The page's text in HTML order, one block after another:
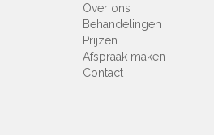
Over ons
Behandelingen
Prijzen
Afspraak maken
Contact